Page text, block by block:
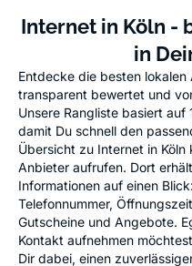
Internet in Köln -
in
Entdecke die besten
transparent bewertet und
Unsere Rangliste basiert
damit Du schnell den
Übersicht zu Internet in
Anbieter aufrufen. Dort
Informationen auf einen
Telefonnummer,
Gutscheine und Angebote.
Kontakt aufnehmen
Dir dabei, einen